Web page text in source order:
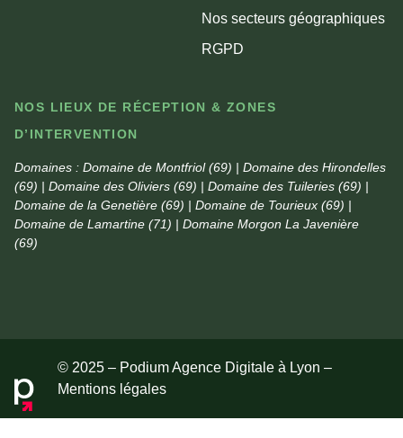
Nos secteurs géographiques
RGPD
NOS LIEUX DE RÉCEPTION & ZONES
D’INTERVENTION
Domaines : Domaine de Montfriol (69) | Domaine des Hirondelles
(69) | Domaine des Oliviers (69) | Domaine des Tuileries (69) |
Domaine de la Genetière (69) | Domaine de Tourieux (69) |
Domaine de Lamartine (71) | Domaine Morgon La Javenière
(69)
© 2025 – Podium Agence Digitale à Lyon –
Mentions légales